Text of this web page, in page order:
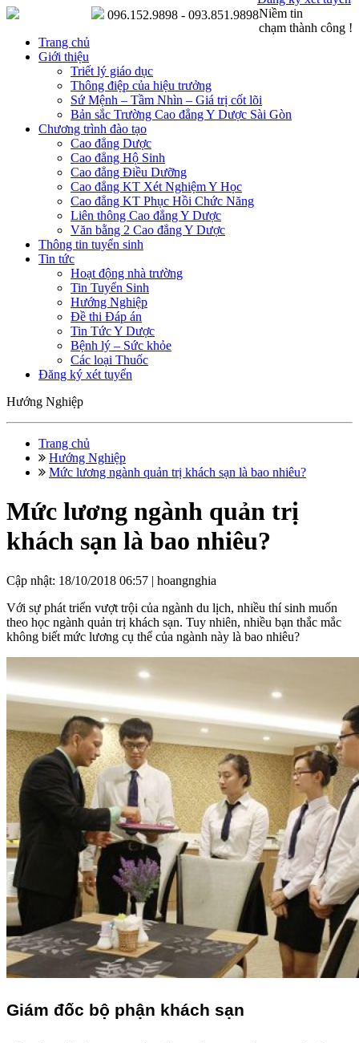
Niềm tin
chạm thành công !
096.152.9898 - 093.851.9898
Trang chủ
Giới thiệu
Triết lý giáo dục
Thông điệp của hiệu trưởng
Sứ Mệnh – Tầm Nhìn – Giá trị cốt lõi
Bản sắc Trường Cao đẳng Y Dược Sài Gòn
Chương trình đào tạo
Cao đẳng Dược
Cao đẳng Hộ Sinh
Cao đẳng Điều Dưỡng
Cao đẳng KT Xét Nghiệm Y Học
Cao đẳng KT Phục Hồi Chức Năng
Liên thông Cao đẳng Y Dược
Văn bằng 2 Cao đẳng Y Dược
Thông tin tuyển sinh
Tin tức
Hoạt động nhà trường
Tin Tuyển Sinh
Hướng Nghiệp
Đề thi Đáp án
Tin Tức Y Dược
Bệnh lý – Sức khỏe
Các loại Thuốc
Đăng ký xét tuyển
Hướng Nghiệp
Trang chủ
Hướng Nghiệp
Mức lương ngành quản trị khách sạn là bao nhiêu?
Mức lương ngành quản trị
khách sạn là bao nhiêu?
Cập nhật: 18/10/2018 06:57 | hoangnghia
Với sự phát triển vượt trội của ngành du lịch, nhiều thí sinh muốn
theo học ngành quản trị khách sạn. Tuy nhiên, nhiều bạn thắc mắc
không biết mức lương cụ thể của ngành này là bao nhiêu?
Giám đốc bộ phận khách sạn